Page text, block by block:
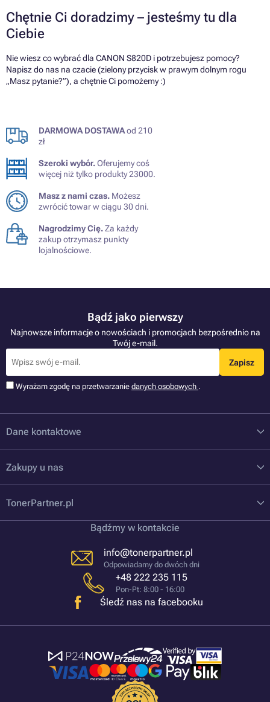
Chętnie Ci doradzimy – jesteśmy tu dla
Ciebie
Nie wiesz co wybrać dla CANON S820D i potrzebujesz pomocy?
Napisz do nas na czacie (zielony przycisk w prawym dolnym rogu
„Masz pytanie?”), a chętnie Ci pomożemy :)
DARMOWA DOSTAWAod 210
zł
Szeroki wybór.Oferujemy coś
więcej niż tylko produkty 23000.
Masz z nami czas. Możesz
zwrócić towar w ciągu 30 dni.
Nagrodzimy Cię.Za każdy
zakup otrzymasz punkty
lojalnościowe.
Bądź jako pierwszy
Najnowsze informacje o nowościach i promocjach bezpośrednio na
Twój e-mail.
Zapisz
Wyrażam zgodę na przetwarzanie danych osobowych .
Dane kontaktowe
Zakupy u nas
TonerPartner.pl
Bądźmy w kontakcie
info@tonerpartner.pl
Odpowiadamy do dwóch dni
+48 222 235 115
Pon-Pt: 8:00 - 16:00
Śledź nas na facebooku